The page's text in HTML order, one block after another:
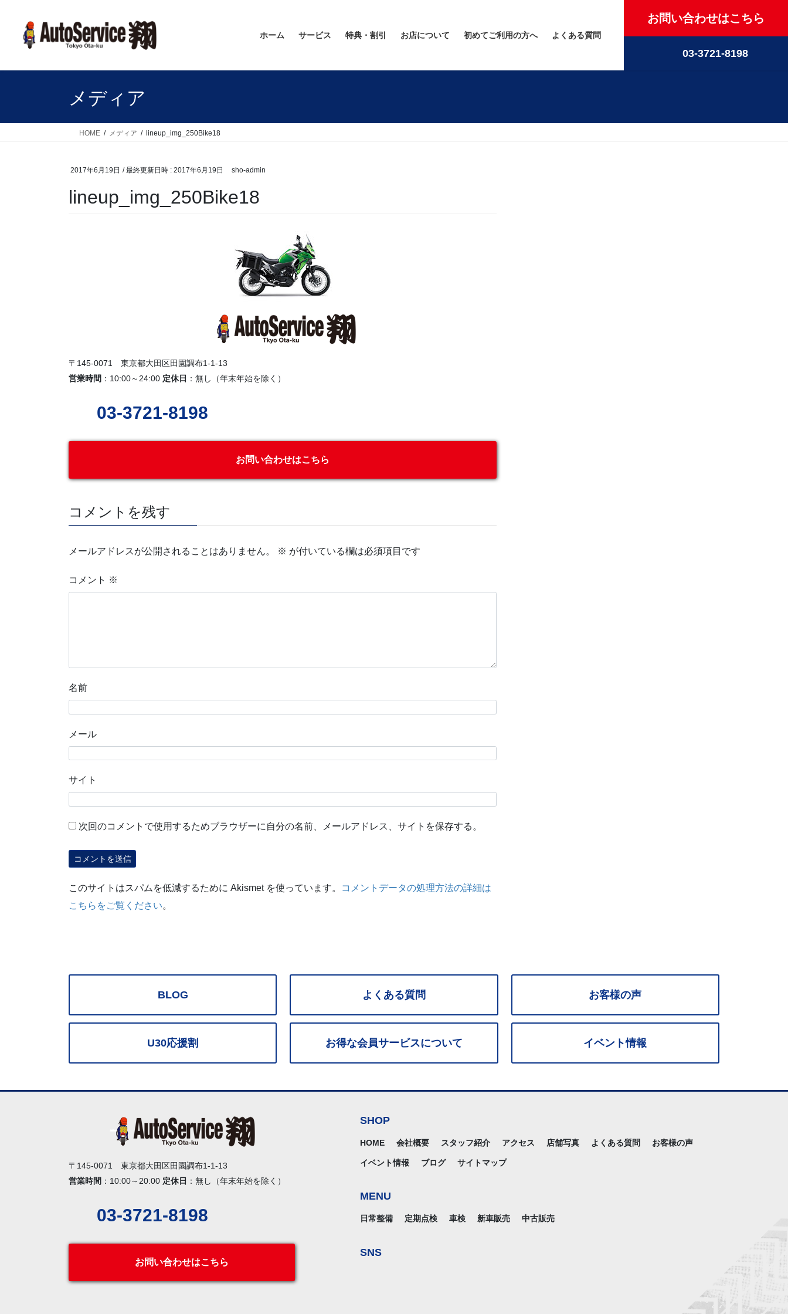
ホーム サービス 特典・割引 お店について 初めてご利用の方へ よくある質問
お問い合わせはこちら
03-3721-8198
メディア
HOME メディア lineup_img_250Bike18
2017年6月19日 / 最終更新日時 : 2017年6月19日 sho-admin
lineup_img_250Bike18
〒145-0071 東京都大田区田園調布1-1-13
営業時間 ：10:00～24:00 定休日 ：無し（年末年始を除く）
03-3721-8198
お問い合わせはこちら
コメントを残す
メールアドレスが公開されることはありません。 ※ が付いている欄は必須項目です
コメント ※
名前
メール
サイト
次回のコメントで使用するためブラウザーに自分の名前、メールアドレス、サイトを保存する。
このサイトはスパムを低減するために Akismet を使っています。
コメントデータの処理方法の詳細は
こちらをご覧ください。
BLOG よくある質問 お客様の声
U30応援割 お得な会員サービスについて イベント情報
〒145-0071 東京都大田区田園調布1-1-13
営業時間 ：10:00～20:00 定休日 ：無し（年末年始を除く）
03-3721-8198
お問い合わせはこちら
SHOP
HOME 会社概要 スタッフ紹介 アクセス 店舗写真 よくある質問 お客様の声
イベント情報 ブログ サイトマップ
MENU
日常整備 定期点検 車検 新車販売 中古販売
SNS